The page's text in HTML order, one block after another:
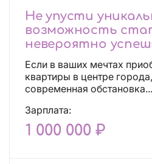
Не упусти
возможность
невероятно
независимой!
Если в ваших мечтах
квартиры в центре
современная обстановка...
Зарплата:
1 000 000 ₽